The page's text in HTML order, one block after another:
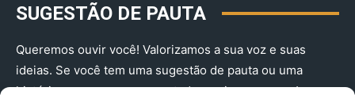
SUGESTÃO DE PAUTA
Queremos ouvir você! Valorizamos a sua voz e suas
ideias. Se você tem uma sugestão de pauta ou uma
história que merece ser contada, envie-nos agora!